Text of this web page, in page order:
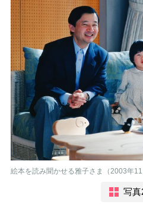
絵本を読み聞かせる雅子さま（2003年11
写真